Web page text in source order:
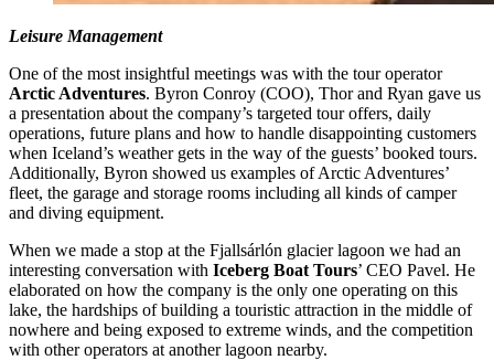
Leisure Management
One of the most insightful meetings was with the tour operator
Arctic Adventures. Byron Conroy (COO), Thor and Ryan gave us
a presentation about the company’s targeted tour offers, daily
operations, future plans and how to handle disappointing customers
when Iceland’s weather gets in the way of the guests’ booked tours.
Additionally, Byron showed us examples of Arctic Adventures’
fleet, the garage and storage rooms including all kinds of camper
and diving equipment.
When we made a stop at the Fjallsárlón glacier lagoon we had an
interesting conversation with Iceberg Boat Tours’ CEO Pavel. He
elaborated on how the company is the only one operating on this
lake, the hardships of building a touristic attraction in the middle of
nowhere and being exposed to extreme winds, and the competition
with other operators at another lagoon nearby.